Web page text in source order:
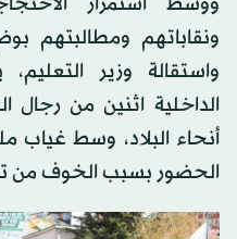
ونقاباتهم ومطالبتهم
واستقالة وزير
الداخلية اثنين من
أنحاء البلاد، وسط غياب
الحضور بسبب الخوف من